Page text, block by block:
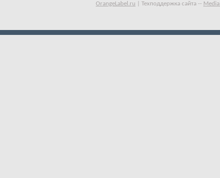
OrangeLabel.ru
Техподдержка сайта --